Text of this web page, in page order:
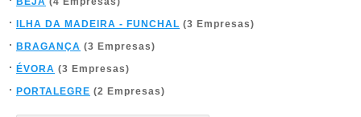
ILHA DA MADEIRA - FUNCHAL (3 Empresas)
BRAGANÇA (3 Empresas)
ÉVORA (3 Empresas)
PORTALEGRE (2 Empresas)